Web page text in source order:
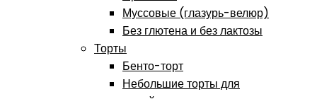
Муссовые (глазурь-велюр)
Без глютена и без лактозы
Торты
Бенто-торт
Небольшие торты для